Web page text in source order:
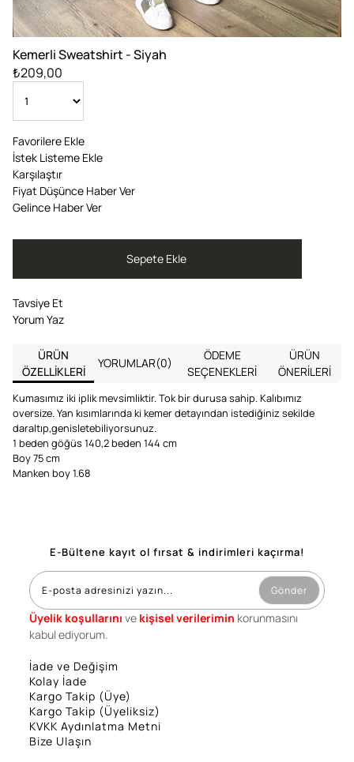
Kemerli Sweatshirt - Siyah
₺209,00
Favorilere Ekle
İstek Listeme Ekle
Karşılaştır
Fiyat Düşünce Haber Ver
Gelince Haber Ver
Tavsiye Et
Yorum Yaz
ÜRÜN
ÖZELLIKLERI
YORUMLAR(0)
ÖDEME
SEÇENEKLERI
ÜRÜN
ÖNERILERI
Kumasımız iki iplik mevsimliktir. Tok bir durusa sahip. Kalıbımız
oversize. Yan kısımlarında ki kemer detayından istediğiniz sekilde
daraltıp,genisletebiliyorsunuz.
1 beden göğüs 140,2 beden 144 cm
Boy 75 cm
Manken boy 1.68
E-Bültene kayıt ol fırsat & indirimleri kaçırma!
Gönder
Üyelik koşullarını ve kişisel verilerimin korunmasını
kabul ediyorum.
İade ve Değişim
Kolay İade
Kargo Takip (Üye)
Kargo Takip (Üyeliksiz)
KVKK Aydınlatma Metni
Bize Ulaşın